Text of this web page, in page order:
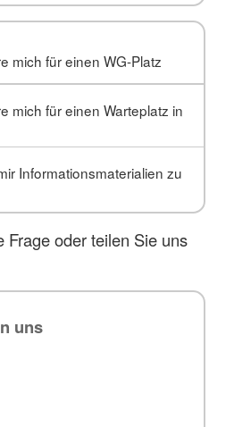
mich für einen WG-Platz
mich für einen Warteplatz in
Informationsmaterialien zu
Frage oder teilen Sie uns